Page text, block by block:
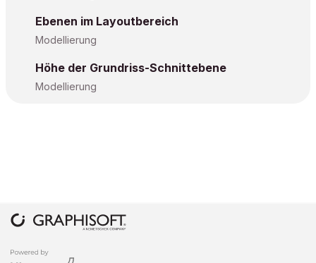
Ebenen im Layoutbereich
Modellierung
Höhe der Grundriss-Schnittebene
Modellierung